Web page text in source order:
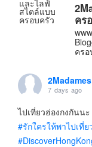
ฟิลิปปินส์
ออสเตรเลีย
ร้านอร่อย
Beauty Review
รีวิวสายการบิน
คร
คร
7 days ago
ไปเที่ยวฮ่องกงกันน
#รักใครให้พาไปเที่ย